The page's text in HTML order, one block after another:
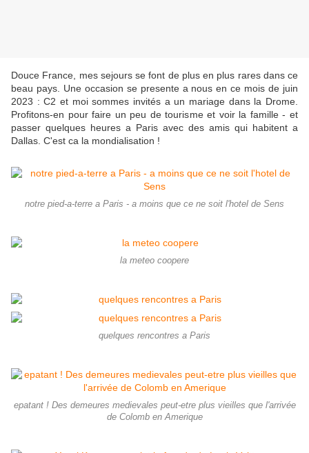
Douce France, mes sejours se font de plus en plus rares dans ce
beau pays. Une occasion se presente a nous en ce mois de juin
2023 : C2 et moi sommes invités a un mariage dans la Drome.
Profitons-en pour faire un peu de tourisme et voir la famille - et
passer quelques heures a Paris avec des amis qui habitent a
Dallas. C'est ca la mondialisation !
notre pied-a-terre a Paris - a moins que ce ne soit l'hotel de Sens
la meteo coopere
quelques rencontres a Paris
epatant ! Des demeures medievales peut-etre plus vieilles que l'arrivée
de Colomb en Amerique